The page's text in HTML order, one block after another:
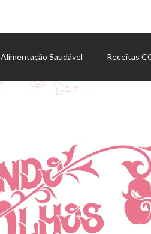
Alimentação Saudável Receitas